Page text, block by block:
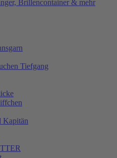
Brillencontainer & mehr
Tiefgang
Kapitän